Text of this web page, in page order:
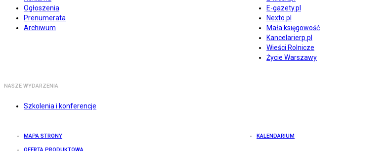
Ogłoszenia
Prenumerata
Archiwum
E-gazety.pl
Nexto.pl
Mała księgowość
Kancelarierp.pl
Wieści Rolnicze
Życie Warszawy
NASZE WYDARZENIA
Szkolenia i konferencje
MAPA STRONY KALENDARIUM